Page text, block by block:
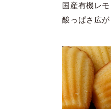
国産有機レ
酸っぱさ広が